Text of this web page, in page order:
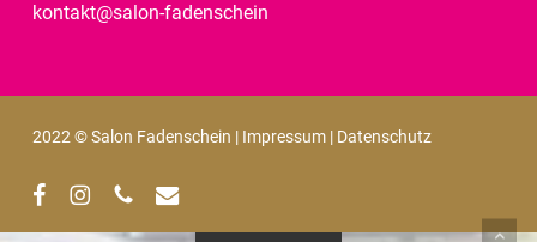
kontakt@salon-fadenschein
2022 © Salon Fadenschein | Impressum| Datenschutz
facebookinstagramphoneemail